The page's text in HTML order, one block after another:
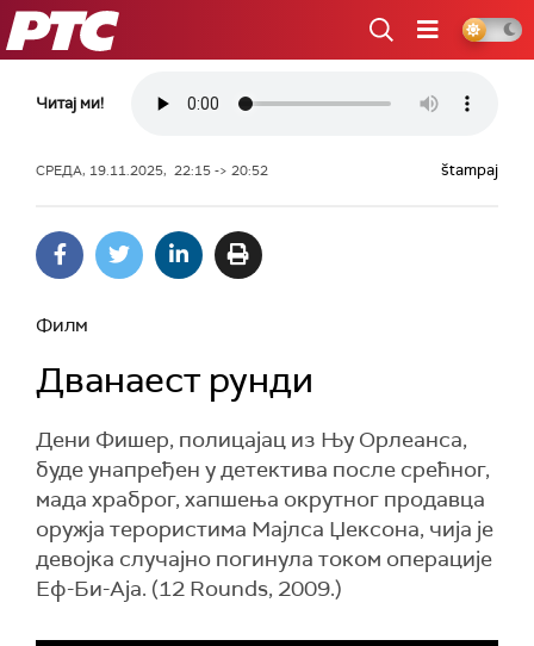
РТС
Читај ми!
СРЕДА, 19.11.2025, 22:15 -> 20:52 štampaj
Филм
Дванаест рунди
Дени Фишер, полицајац из Њу Орлеанса,
буде унапређен у детектива после срећног,
мада храброг, хапшења окрутног продавца
оружја терористима Мајлса Џексона, чија је
девојка случајно погинула током операције
Еф-Би-Аја. (12 Rounds, 2009.)